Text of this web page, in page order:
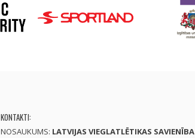
KONTAKTI:
NOSAUKUMS: LATVIJAS VIEGLATLĒTIKAS SAVIENĪBA